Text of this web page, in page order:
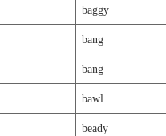
ながらUPし
いますが優し
意したこと〉
ムには高校レ
度のボキャブ
baggy
bang
bang
bawl
beady